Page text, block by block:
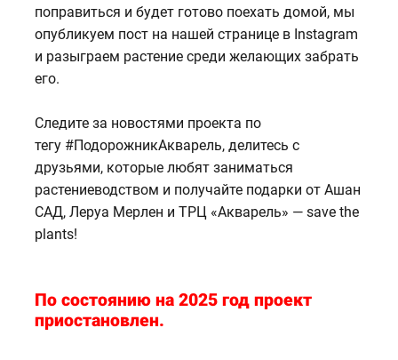
поправиться и будет готово поехать домой, мы
опубликуем пост на нашей странице в Instagram
и разыграем растение среди желающих забрать
его.
Следите за новостями проекта по
тегу #ПодорожникАкварель, делитесь с
друзьями, которые любят заниматься
растениеводством и получайте подарки от Ашан
САД, Леруа Мерлен и ТРЦ «Акварель» — save the
plants!
По состоянию на 2025 год проект
приостановлен.